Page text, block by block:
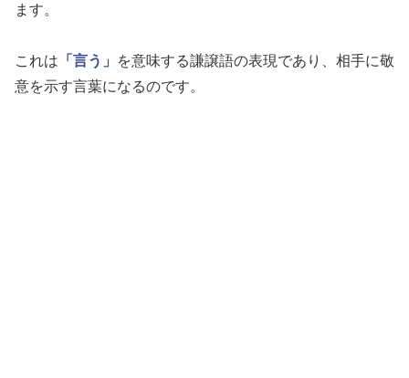
ます。
これは 「言う」
を意味する謙譲語の表現であり、相手に敬
意を示す言葉になるのです。